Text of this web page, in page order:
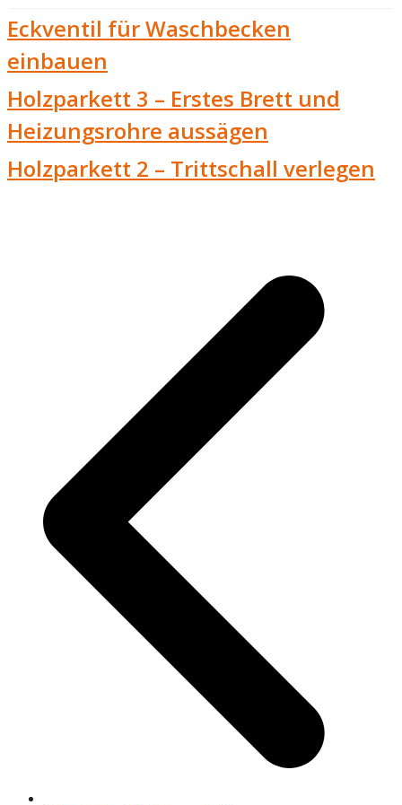
Eckventil für Waschbecken
einbauen
Holzparkett 3 – Erstes Brett und
Heizungsrohre aussägen
Holzparkett 2 – Trittschall verlegen